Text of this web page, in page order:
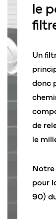
le
Un
donc
de
le
Notre
pour
90)